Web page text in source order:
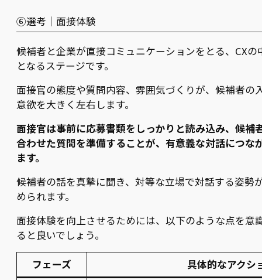
⑥選考｜面接体験
候補者と企業が直接コミュニケーションをとる、CXの
となるステージです。
面接官の態度や質問内容、雰囲気づくりが、候補者の
意欲を大きく左右します。
面接官は事前に応募書類をしっかりと読み込み、候補
合わせた質問を準備することが、有意義な対話につな
ます。
候補者の話を真摯に聞き、対等な立場で対話する姿勢
められます。
面接体験を向上させるためには、以下のような点を意
ると良いでしょう。
フェーズ 具体的なアクシ